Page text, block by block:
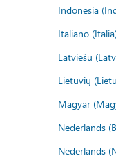
Indonesia
Italiano
Latviešu
Lietuvių
Magyar
Nederlands
Nederlands